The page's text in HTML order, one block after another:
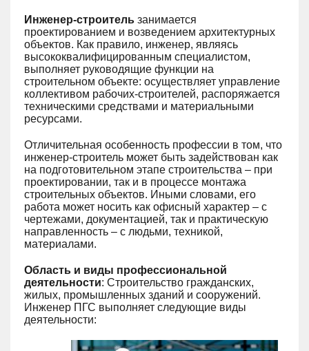
Инженер-строитель занимается
проектированием и возведением архитектурных
объектов. Как правило, инженер, являясь
высококвалифицированным специалистом,
выполняет руководящие функции на
строительном объекте: осуществляет управление
коллективом рабочих-строителей, распоряжается
техническими средствами и материальными
ресурсами.
Отличительная особенность профессии в том, что
инженер-строитель может быть задействован как
на подготовительном этапе строительства – при
проектировании, так и в процессе монтажа
строительных объектов. Иными словами, его
работа может носить как офисный характер – с
чертежами, документацией, так и практическую
направленность – с людьми, техникой,
материалами.
Область и виды профессиональной
деятельности: Строительство гражданских,
жилых, промышленных зданий и сооружений.
Инженер ПГС выполняет следующие виды
деятельности: